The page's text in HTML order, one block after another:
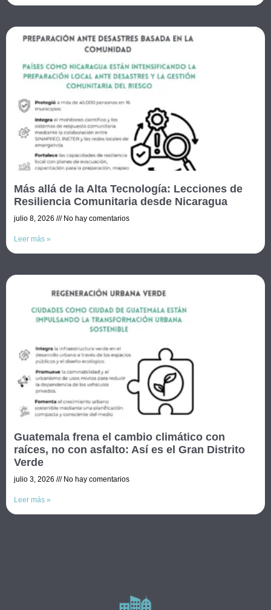
Más allá de la Alta Tecnología: Lecciones de
Resiliencia Comunitaria desde Nicaragua
julio 8, 2026 No hay comentarios
Leer más »
Guatemala frena el cambio climático con
raíces, no con asfalto: Así es el Gran Distrito
Verde
julio 3, 2026 No hay comentarios
Leer más »